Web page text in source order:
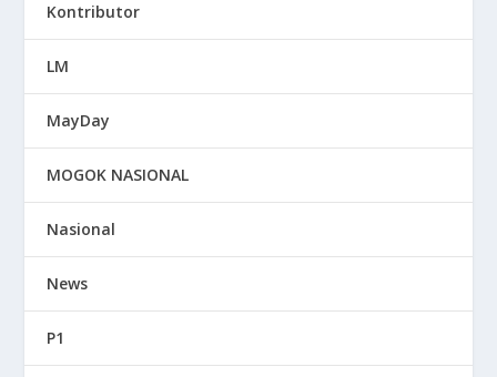
Kontributor
LM
MayDay
MOGOK NASIONAL
Nasional
News
P1